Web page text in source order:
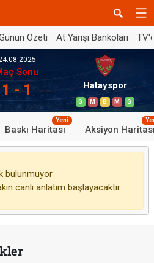
Özeti At Yarışı Bankoları
Sonu
1 - 1 Hatayspor
G M B M G
Baskı Haritası
Yeni
Aksiyon
bulunmuyor
canlı anlatım başlayacaktır.